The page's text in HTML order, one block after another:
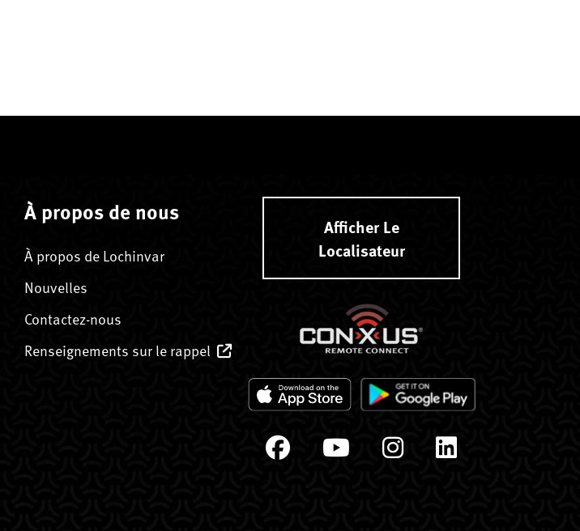
À propos de nous
À propos de Lochinvar
Nouvelles
Contactez-nous
Renseignements sur le rappel
Afficher Le
Localisateur